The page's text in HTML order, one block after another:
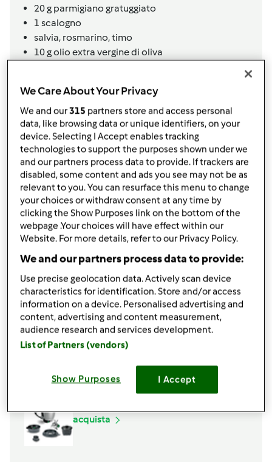
20g parmigiano gratuggiato
1 scalogno
salvia, rosmarino, timo
10golio extra vergine di oliva
100gacqua
Sale e pepe qb,o 1/2 cucchiaino dado bimby
per la sfoglia
300gfarina 00
3tuorli d uovo
2albumi d'uovo
1/2guscio di acqua a temperatura ambiente
per la cottura e condimento
2litribrodo di carne,(ben sgrassato)
salvia
Aggiungi alla lista della spesa
Accessori che ti serviranno
acquista
We Care About Your Privacy
We and our315 partners store and access personal
data, like browsing data or unique identifiers, on your
device. Selecting I Accept enables tracking
technologies to support the purposes shown under we
and our partners process data to provide. If trackers are
disabled, some content and ads you see may not be as
relevant to you. You can resurface this menu to change
your choices or withdraw consent at any time by
clicking the Show Purposes link on the bottom of the
webpage .Your choices will have effect within our
Website. For more details, refer to our Privacy Policy.
We and our partners process data to provide:
Use precise geolocation data. Actively scan device
characteristics for identification. Store and/or access
information on a device. Personalised advertising and
content, advertising and content measurement,
audience research and services development.
List of Partners (vendors)
Show Purposes I Accept